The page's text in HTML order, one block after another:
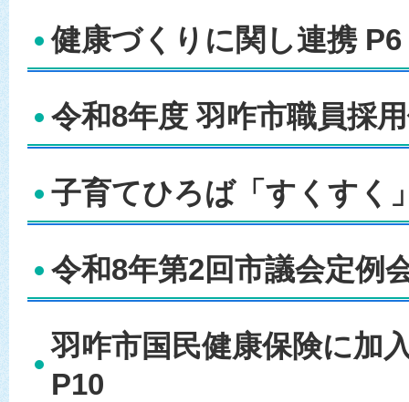
健康づくりに関し連携 P6
令和8年度 羽咋市職員採
子育てひろば「すくすく
令和8年第2回市議会定例
羽咋市国民健康保険に加
P10